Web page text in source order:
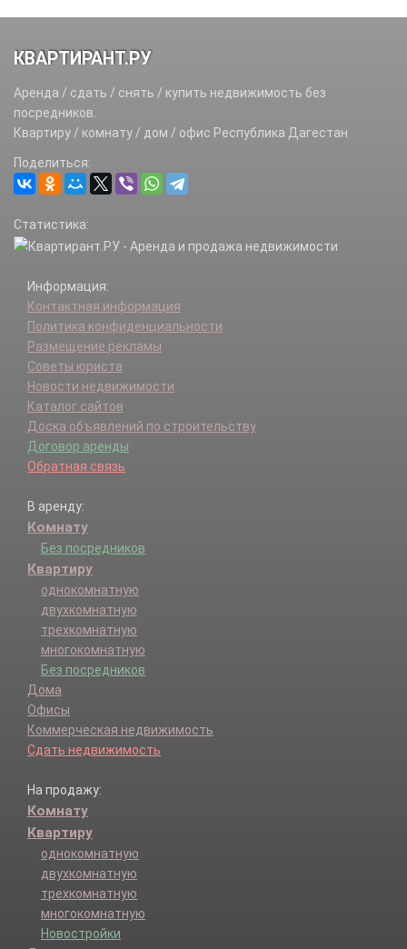
КВАРТИРАНТ.РУ
Аренда / сдать / снять / купить недвижимость без
посредников.
Квартиру / комнату / дом / офис Республика Дагестан
Поделиться:
Статистика:
Информация:
Контактная информация
Политика конфиденциальности
Размещение рекламы
Советы юриста
Новости недвижимости
Каталог сайтов
Доска объявлений по строительству
Договор аренды
Обратная связь
В аренду:
Комнату
Без посредников
Квартиру
однокомнатную
двухкомнатную
трехкомнатную
многокомнатную
Без посредников
Дома
Офисы
Коммерческая недвижимость
Сдать недвижимость
На продажу:
Комнату
Квартиру
однокомнатную
двухкомнатную
трехкомнатную
многокомнатную
Новостройки